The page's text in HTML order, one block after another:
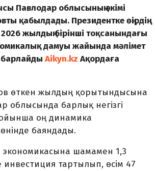
Павлодар облысының әкімі
қабылдады. Президентке өңірдің
жылдың бірінші тоқсанындағы
дамуы жайында мәлімет
Aikyn.kz Ақордаға
өткен жылдың қорытындысына
облысында барлық негізгі
оң динамика
баяндады.
экономикасына шамамен 1,3
инвестиция тартылып, өсім 47